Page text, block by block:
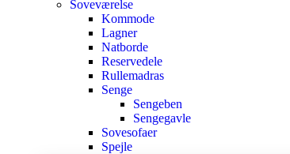
Soveværelse
Kommode
Lagner
Natborde
Reservedele
Rullemadras
Senge
Sengeben
Sengegavle
Sovesofaer
Spejle